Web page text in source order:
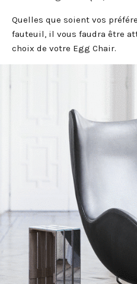
Quelles que soient vos
fauteuil, il vous faudra être
choix de votre Egg Chair.